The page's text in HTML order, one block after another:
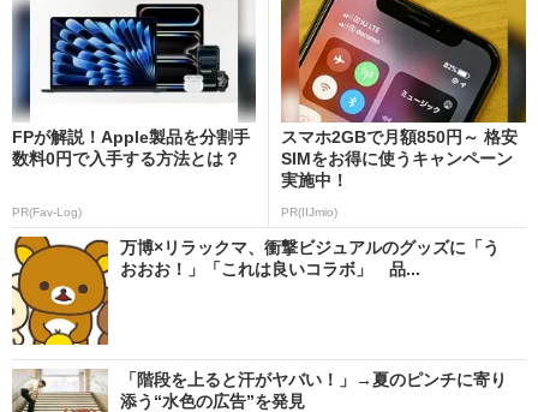
FPが解説！Apple製品を分割手
数料0円で入手する方法とは？
PR(Fav-Log)
スマホ2GBで月額850円～ 格安
SIMをお得に使うキャンペーン
実施中！
PR(IIJmio)
万博×リラックマ、衝撃ビジュアルのグッズに「う
おおお！」「これは良いコラボ」 品...
「階段を上ると汗がヤバい！」→夏のピンチに寄り
添う“水色の広告”を発見